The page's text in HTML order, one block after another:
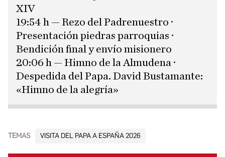
XIV
19:54 h — Rezo del Padrenuestro ·
Presentación piedras parroquias ·
Bendición final y envío misionero
20:06 h — Himno de la Almudena ·
Despedida del Papa. David Bustamante:
«Himno de la alegría»
TEMAS VISITA DEL PAPA A ESPAÑA 2026